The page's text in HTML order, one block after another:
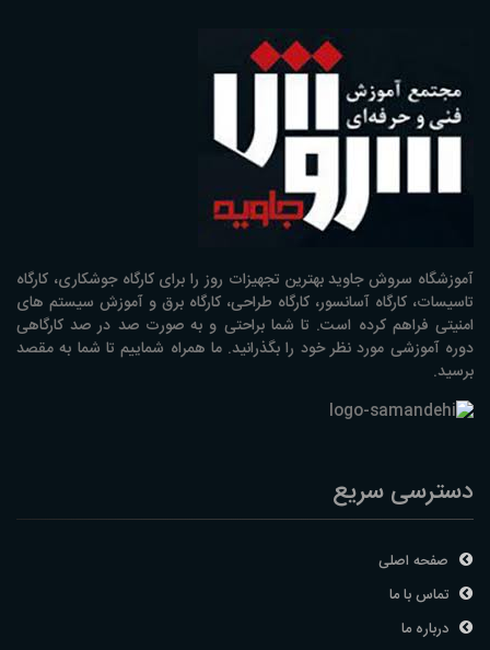
آموزشگاه سروش جاوید بهترین تجهیزات روز را برای کارگاه جوشکاری، کارگاه
تاسیسات، کارگاه آسانسور، کارگاه طراحی، کارگاه برق و آموزش سیستم های
امنیتی فراهم کرده است. تا شما براحتی و به صورت صد در صد کارگاهی
دوره آموزشی مورد نظر خود را بگذرانید. ما همراه شماییم تا شما به مقصد
برسید.
دسترسی سریع
صفحه اصلی
تماس با ما
درباره ما